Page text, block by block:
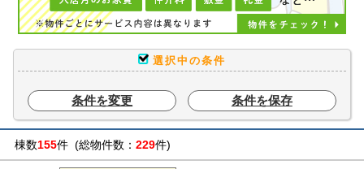
選択中の条件
条件を変更 条件を保存
棟数155件 (総物件数： 229件)